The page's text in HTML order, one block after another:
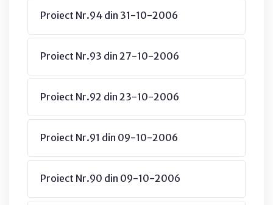
Proiect Nr.94 din 31-10-2006
Proiect Nr.93 din 27-10-2006
Proiect Nr.92 din 23-10-2006
Proiect Nr.91 din 09-10-2006
Proiect Nr.90 din 09-10-2006